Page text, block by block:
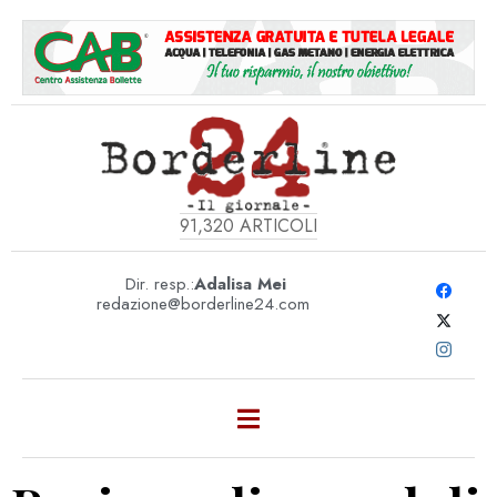
91,320 ARTICOLI
Dir. resp.:Adalisa Mei
redazione@borderline24.com